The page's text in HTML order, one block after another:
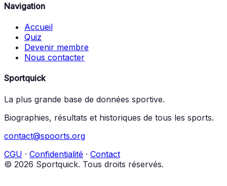
Navigation
Accueil
Quiz
Devenir membre
Nous contacter
Sportquick
La plus grande base de données sportive.
Biographies, résultats et historiques de tous les sports.
contact@spoorts.org
CGU · Confidentialité · Contact
© 2026 Sportquick. Tous droits réservés.